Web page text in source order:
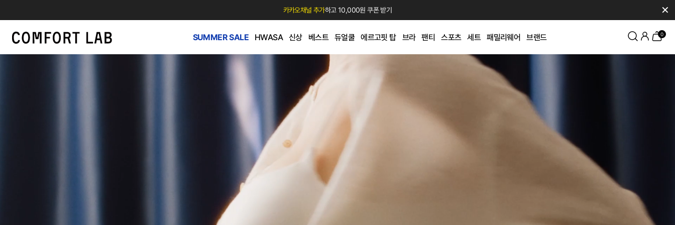
카카오채널 추가하고 10,000원 쿠폰 받기 ✕
SUMMER SALE HWASA 신상 베스트 듀얼쿨 에르고핏 탑 브라 팬티 스포츠 세트 패밀리웨어 브랜드 0